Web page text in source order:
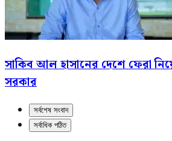
সাকিব আল হাসানের দেশে ফেরা
সরকার
সর্বশেষ সংবাদ
সর্বাধিক পঠিত